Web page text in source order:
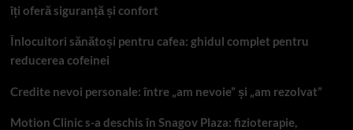
îți oferă siguranță și confort
Înlocuitori sănătoși pentru cafea: ghidul complet pentru
reducerea cofeinei
Credite nevoi personale: între „am nevoie” și „am rezolvat”
Motion Clinic s-a deschis în Snagov Plaza: fizioterapie,